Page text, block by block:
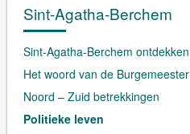
Sint-Agatha-Berchem
Sint-Agatha-Berchem ontdekken
Het woord van de Burgemeester
Noord – Zuid betrekkingen
Politieke leven